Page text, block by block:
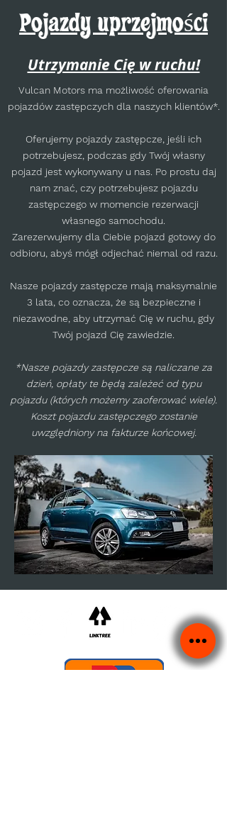
Pojazdy uprzejmości
Utrzymanie Cię w ruchu!
Vulcan Motors ma możliwość oferowania
pojazdów zastępczych dla naszych klientów*.
Oferujemy pojazdy zastępcze, jeśli ich
potrzebujesz, podczas gdy Twój własny
pojazd jest wykonywany u nas. Po prostu daj
nam znać, czy potrzebujesz pojazdu
zastępczego w momencie rezerwacji
własnego samochodu.
Zarezerwujemy dla Ciebie pojazd gotowy do
odbioru, abyś mógł odjechać niemal od razu.
Nasze pojazdy zastępcze mają maksymalnie
3 lata, co oznacza, że są bezpieczne i
niezawodne, aby utrzymać Cię w ruchu, gdy
Twój pojazd Cię zawiedzie.
*Nasze pojazdy zastępcze są naliczane za
dzień, opłaty te będą zależeć od typu
pojazdu (których możemy zaoferować wiele).
Koszt pojazdu zastępczego zostanie
uwzględniony na fakturze końcowej.